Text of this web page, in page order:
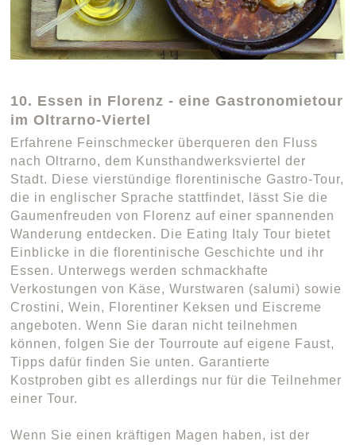
10. Essen in Florenz - eine Gastronomietour
im Oltrarno-Viertel
Erfahrene Feinschmecker überqueren den Fluss
nach Oltrarno, dem Kunsthandwerksviertel der
Stadt. Diese vierstündige florentinische Gastro-Tour,
die in englischer Sprache stattfindet, lässt Sie die
Gaumenfreuden von Florenz auf einer spannenden
Wanderung entdecken. Die Eating Italy Tour bietet
Einblicke in die florentinische Geschichte und ihr
Essen. Unterwegs werden schmackhafte
Verkostungen von Käse, Wurstwaren (salumi) sowie
Crostini, Wein, Florentiner Keksen und Eiscreme
angeboten. Wenn Sie daran nicht teilnehmen
können, folgen Sie der Tourroute auf eigene Faust,
Tipps dafür finden Sie unten. Garantierte
Kostproben gibt es allerdings nur für die Teilnehmer
einer Tour.
Wenn Sie einen kräftigen Magen haben, ist der